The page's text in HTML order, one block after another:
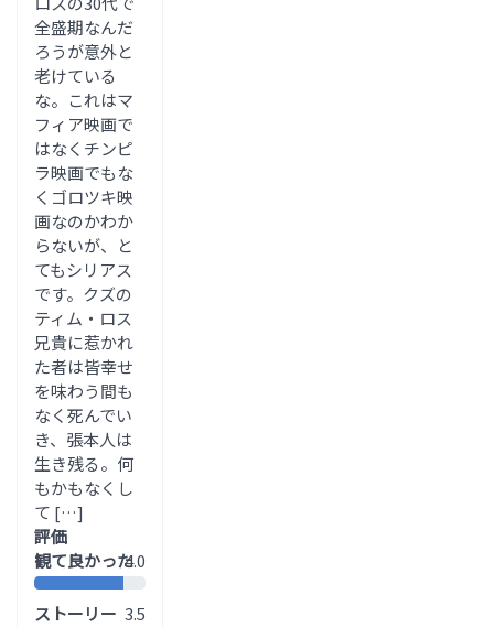
全盛期なんだ
ろうが意外と
老けている
な。これはマ
フィア映画で
はなくチンピ
ラ映画でもな
くゴロツキ映
画なのかわか
らないが、と
てもシリアス
です。クズの
ティム・ロス
兄貴に惹かれ
た者は皆幸せ
を味わう間も
なく死んでい
き、張本人は
生き残る。何
もかもなくし
て […]
評価
観て良かった4.0
ストーリー 3.5